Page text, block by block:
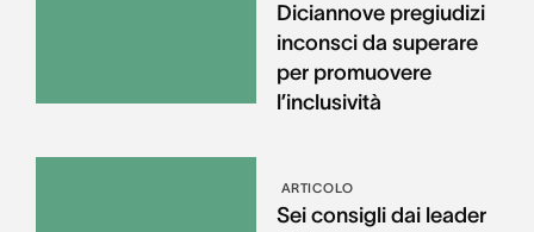
Diciannove pregiudizi
inconsci da superare
per promuovere
l’inclusività
ARTICOLO
Sei consigli dai leader